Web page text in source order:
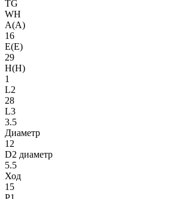
TG
WH
A(A)
16
E(E)
29
H(H)
1
L2
28
L3
3.5
Диаметр
12
D2 диаметр
5.5
Ход
15